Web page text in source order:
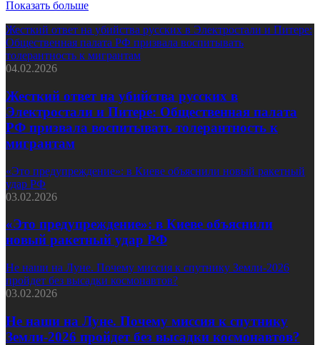
Показать больше
Жесткий ответ на убийства русских в Электростали и Питере:
Общественная палата РФ призвала воспитывать
толерантность к мигрантам
04.02.2026
Жесткий ответ на убийства русских в
Электростали и Питере: Общественная палата
РФ призвала воспитывать толерантность к
мигрантам
«Это предупреждение»: в Киеве объяснили новый ракетный
удар РФ
03.02.2026
«Это предупреждение»: в Киеве объяснили
новый ракетный удар РФ
Не наши на Луне. Почему миссия к спутнику Земли-2026
пройдет без высадки космонавтов?
03.02.2026
Не наши на Луне. Почему миссия к спутнику
Земли-2026 пройдет без высадки космонавтов?